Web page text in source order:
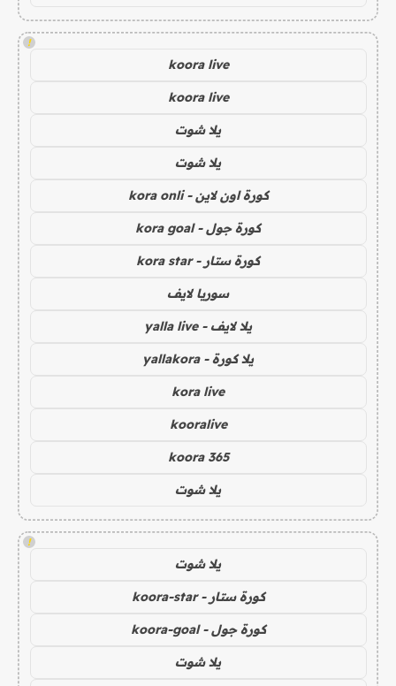
!
koora live
koora live
يلا شوت
يلا شوت
كورة اون لاين - kora onli
كورة جول - kora goal
كورة ستار - kora star
سوريا لايف
يلا لايف - yalla live
يلا كورة - yallakora
kora live
kooralive
koora 365
يلا شوت
!
يلا شوت
كورة ستار - koora-star
كورة جول - koora-goal
يلا شوت